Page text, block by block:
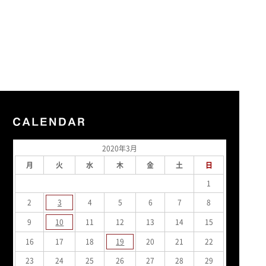
2020年3月
月
火 水 木 金 土
日
1
2
3 4 5 6 7
8
9
10 11 12 13 14
15
16
17 18 19 20 21
22
23
24 25 26 27 28
29